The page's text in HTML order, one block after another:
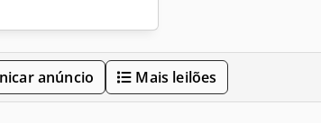
anúncio Mais leilões